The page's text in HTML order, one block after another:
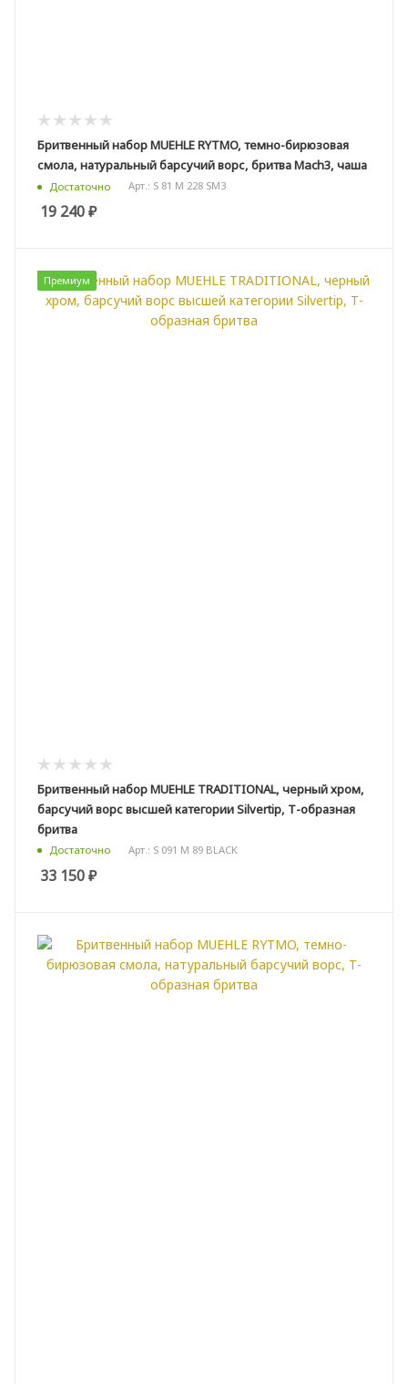
Бритвенный набор MUEHLE RYTMO, темно-бирюзовая
смола, натуральный барсучий ворс, бритва Mach3, чаша
Достаточно Арт.: S 81 M 228 SM3
19 240₽
Премиум
Бритвенный набор MUEHLE TRADITIONAL, черный хром,
барсучий ворс высшей категории Silvertip, Т-образная
бритва
Достаточно Арт.: S 091 M 89 BLACK
33 150₽